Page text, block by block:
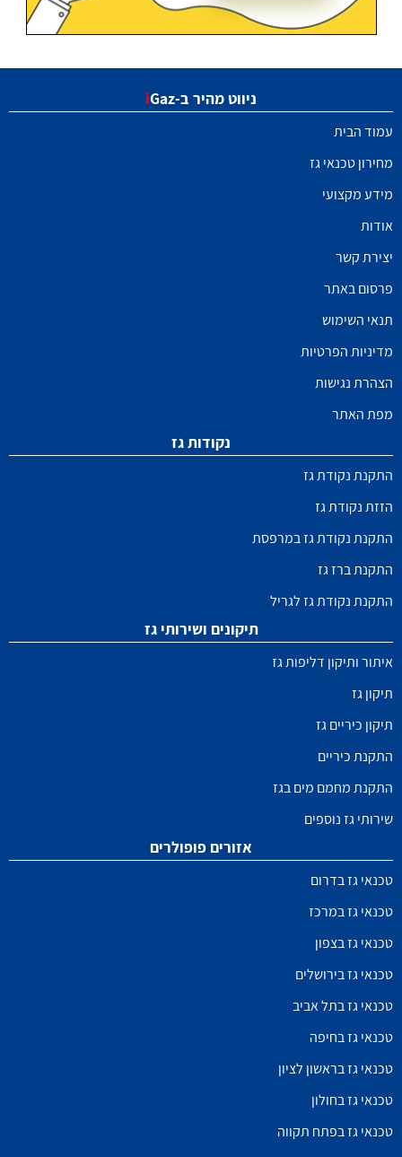
ניווט מהיר ב- iGaz
עמוד הבית
מחירון טכנאי גז
מידע מקצועי
אודות
יצירת קשר
פרסום באתר
תנאי השימוש
מדיניות הפרטיות
הצהרת נגישות
מפת האתר
נקודות גז
התקנת נקודת גז
הזזת נקודת גז
התקנת נקודת גז במרפסת
התקנת ברז גז
התקנת נקודת גז לגריל
תיקונים ושירותי גז
איתור ותיקון דליפות גז
תיקון גז
תיקון כיריים גז
התקנת כיריים
התקנת מחמם מים בגז
שירותי גז נוספים
אזורים פופולרים
טכנאי גז בדרום
טכנאי גז במרכז
טכנאי גז בצפון
טכנאי גז בירושלים
טכנאי גז בתל אביב
טכנאי גז בחיפה
טכנאי גז בראשון לציון
טכנאי גז בחולון
טכנאי גז בפתח תקווה